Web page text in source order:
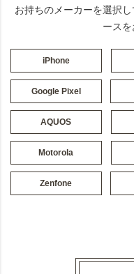
お持ちのメーカーを選択
ースを
iPhone
Google Pixel
AQUOS
Motorola
Zenfone